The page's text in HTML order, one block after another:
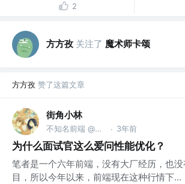
2
方方孜 关注了 魔术师卡颂
方方孜 赞了这篇文章
街角小林
不知名前端 @一个很体面的公司 · 3年前
为什么面试官这么爱问性能优化？
笔者是一个六年前端，没有大厂经历，也
目，所以今年以来，前端现在这种行情下...